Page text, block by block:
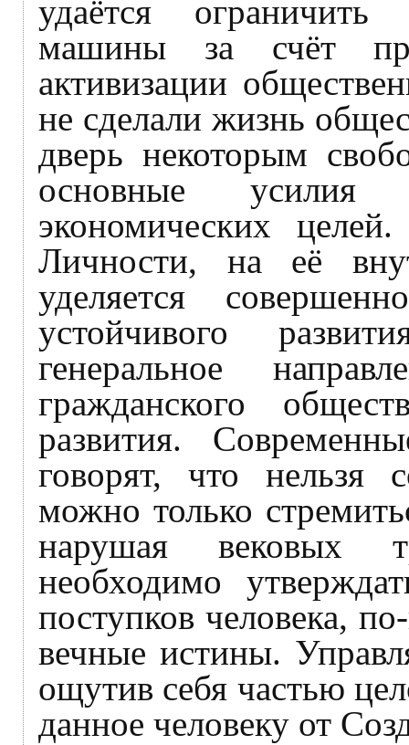
удаётся ограничить
машины за счёт
активизации
не сделали жизнь
дверь некоторым
основные усилия
экономических
Личности, на её
уделяется
устойчивого
генеральное
гражданского
развития.
говорят, что нельзя
можно только
нарушая вековых
необходимо
поступков человека,
вечные истины.
ощутив себя частью
данное человеку от